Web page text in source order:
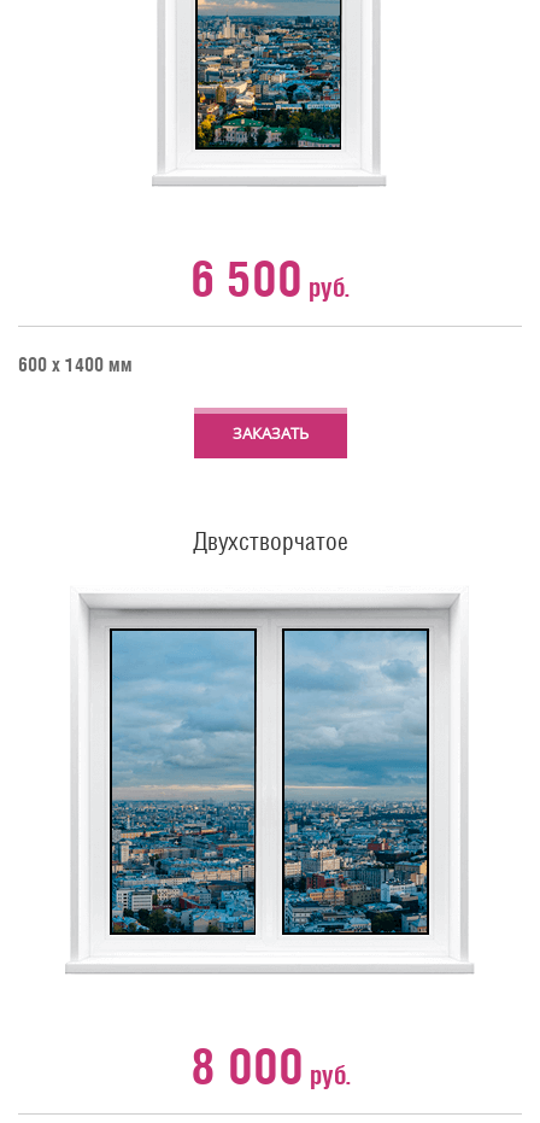
6 500 руб.
600 х 1400 мм
ЗАКАЗАТЬ
Двухстворчатое
8 000 руб.